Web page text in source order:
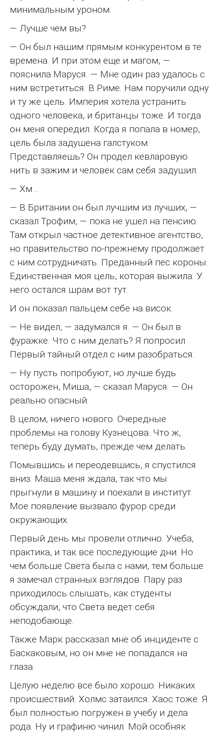
минимальным уроном.
— Лучше чем вы?
— Он был нашим прямым конкурентом в те
времена. И при этом еще и магом, —
пояснила Маруся. — Мне один раз удалось с
ним встретиться. В Риме. Нам поручили одну
и ту же цель. Империя хотела устранить
одного человека, и британцы тоже. И тогда
он меня опередил. Когда я попала в номер,
цель была задушена галстуком.
Представляешь? Он продел кевларовую
нить в зажим и человек сам себя задушил.
— Хм…
— В Британии он был лучшим из лучших, —
сказал Трофим, — пока не ушел на пенсию.
Там открыл частное детективное агентство,
но правительство по-прежнему продолжает
с ним сотрудничать. Преданный пес короны.
Единственная моя цель, которая выжила. У
него остался шрам вот тут.
И он показал пальцем себе на висок.
— Не видел, — задумался я. — Он был в
фуражке. Что с ним делать? Я попросил
Первый тайный отдел с ним разобраться.
— Ну пусть попробуют, но лучше будь
осторожен, Миша, — сказал Маруся. — Он
реально опасный.
В целом, ничего нового. Очередные
проблемы на голову Кузнецова. Что ж,
теперь буду думать, прежде чем делать.
Помывшись и переодевшись, я спустился
вниз. Маша меня ждала, так что мы
прыгнули в машину и поехали в институт.
Мое появление вызвало фурор среди
окружающих.
Первый день мы провели отлично. Учеба,
практика, и так все последующие дни. Но
чем больше Света была с нами, тем больше
я замечал странных взглядов. Пару раз
приходилось слышать, как студенты
обсуждали, что Света ведет себя
неподобающе.
Также Марк рассказал мне об инциденте с
Баскаковым, но он мне не попадался на
глаза.
Целую неделю все было хорошо. Никаких
происшествий. Холмс затаился. Хаос тоже. Я
был полностью погружен в учебу и дела
рода. Ну и графиню чинил. Мой особняк